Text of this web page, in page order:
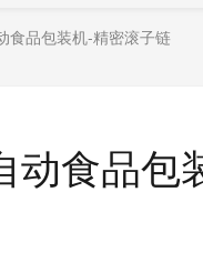
食品包装机-精密滚子链
食品包